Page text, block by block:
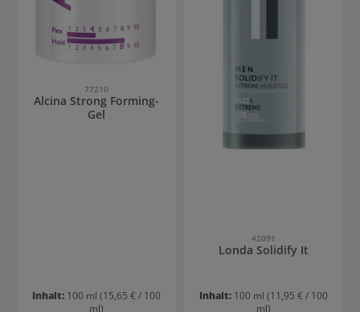
77210
Alcina Strong Forming-
Gel
Inhalt: 100 ml (15,65 € / 100
ml)
42091
Londa Solidify It
Inhalt: 100 ml (11,95 € / 100
ml)